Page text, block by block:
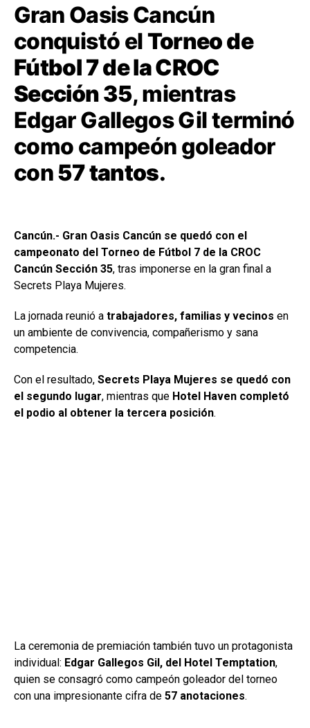
Gran Oasis Cancún
conquistó elTorneo de
Fútbol 7 de la CROC
Sección 35, mientras
Edgar Gallegos Gil terminó
como campeón goleador
con57 tantos.
Cancún.- Gran Oasis Cancún se quedó con el
campeonato del Torneo de Fútbol 7 de la CROC
Cancún Sección 35, tras imponerse en la gran final a
Secrets Playa Mujeres.
La jornada reunió a trabajadores, familias y vecinos en
un ambiente de convivencia, compañerismo y sana
competencia.
Con el resultado, Secrets Playa Mujeres se quedó con
el segundo lugar, mientras que Hotel Haven completó
el podio al obtener la tercera posición.
La ceremonia de premiación también tuvo un protagonista
individual: Edgar Gallegos Gil, del Hotel Temptation,
quien se consagró como campeón goleador del torneo
con una impresionante cifra de 57 anotaciones.